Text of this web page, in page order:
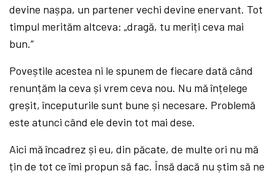
devine nașpa, un partener vechi devine enervant. Tot
timpul merităm altceva: „dragă, tu meriți ceva mai
bun.”
Poveștile acestea ni le spunem de fiecare dată când
renunțăm la ceva și vrem ceva nou. Nu mă înțelege
greșit, începuturile sunt bune și necesare. Problemă
este atunci când ele devin tot mai dese.
Aici mă încadrez și eu, din păcate, de multe ori nu mă
țin de tot ce îmi propun să fac. Însă dacă nu știm să ne